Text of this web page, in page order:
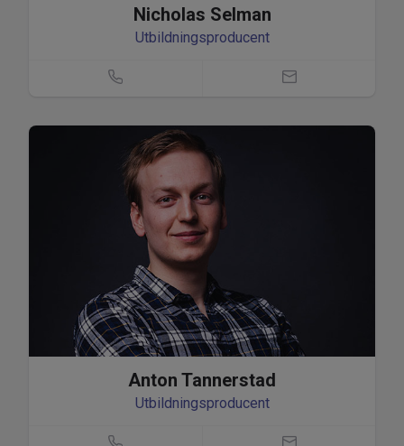
Nicholas Selman
Utbildningsproducent
Anton Tannerstad
Utbildningsproducent